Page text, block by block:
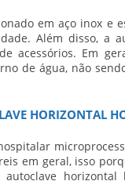
em aço inox e
Além disso, a
acessórios. Em
de água, não
HORIZONTAL
em geral, isso
autoclave horizontal